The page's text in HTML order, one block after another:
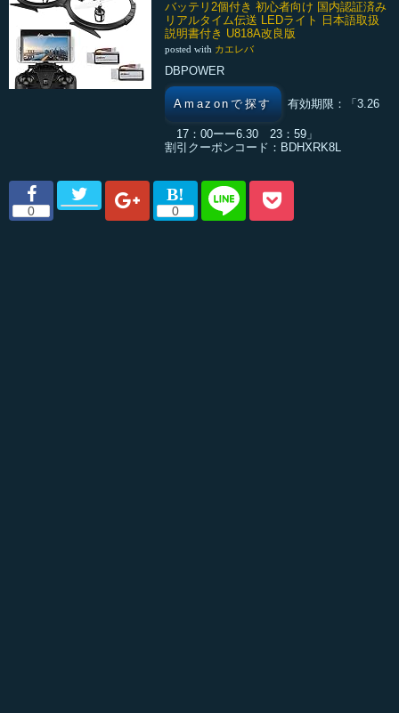
バッテリ2個付き 初心者向け 国内認証済み
リアルタイム伝送 LEDライト 日本語取扱
説明書付き U818A改良版
posted with カエレバ
DBPOWER
Amazonで探す 有効期限：「3.26
17：00ーー6.30 23：59」
割引クーポンコード：BDHXRK8L